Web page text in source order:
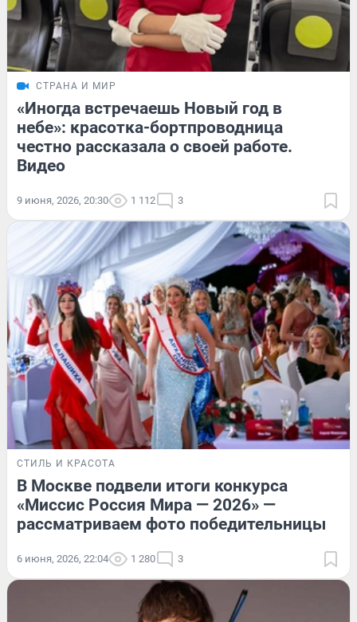
СТРАНА И МИР
«Иногда встречаешь Новый год в
небе»: красотка-бортпроводница
честно рассказала о своей работе.
Видео
9 июня, 2026, 20:30 1 112 3
СТИЛЬ И КРАСОТА
В Москве подвели итоги конкурса
«Миссис Россия Мира — 2026» —
рассматриваем фото победительницы
6 июня, 2026, 22:04 1 280 3